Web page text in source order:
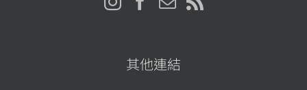
其他連結